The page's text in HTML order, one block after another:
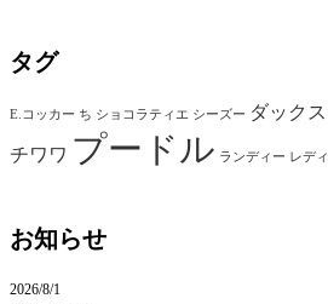
タグ
E.コッカー ち ショコラティエ シーズー ダックス
チワワ プードル ランディー レディ
お知らせ
2026/8/1